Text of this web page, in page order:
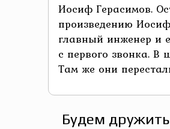
Иосиф Герасимов.
произведению
главный инженер и
с первого звонка. В
Там же они
Будем